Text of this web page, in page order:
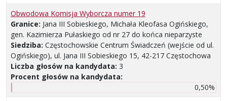
Obwodowa Komisja Wyborcza numer 19
Granice: Jana III Sobieskiego, Michała Kleofasa Ogińskiego,
gen. Kazimierza Pułaskiego od nr 27 do końca nieparzyste
Siedziba: Częstochowskie Centrum Świadczeń (wejście od ul.
Ogińskiego), ul. Jana III Sobieskiego 15, 42-217 Częstochowa
Liczba głosów na kandydata: 3
Procent głosów na kandydata:
0,50%